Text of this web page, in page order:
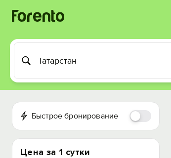
Быстрое бронирование
Цена за 1 сутки